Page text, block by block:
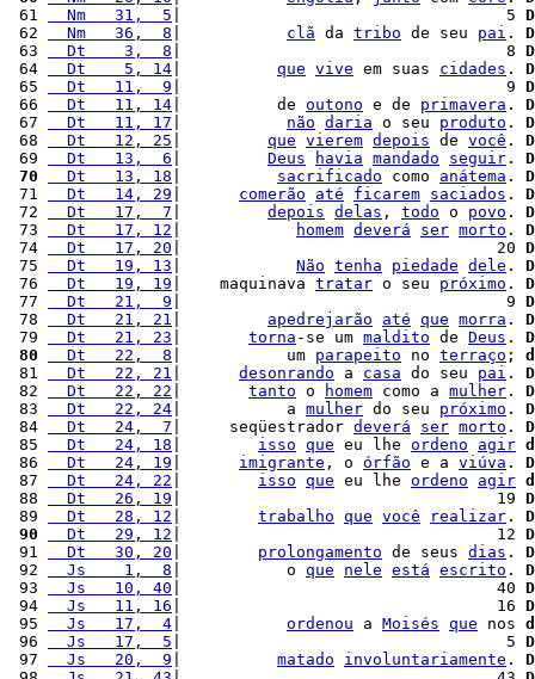
61
  Nm   31,  5
|                                  5
62
  Nm   36,  8
clã da tribo de seu pai .
63
  Dt    3,  8
|                                  8
64
  Dt    5, 14
que vive em suas cidades .
65
  Dt   11,  9
|                                  9
66
  Dt   11, 14
|          de outono e de primavera .
67
  Dt   11, 17
não daria o seu produto .
68
  Dt   12, 25
que vierem depois de você .
69
  Dt   13,  6
Deus havia mandado seguir .
70
  Dt   13, 18
sacrificado como anátema .
71
  Dt   14, 29
comerão até ficarem saciados .
72
  Dt   17,  7
depois delas , todo o povo .
73
  Dt   17, 12
homem deverá ser morto .
74
  Dt   17, 20
|                                 20
75
  Dt   19, 13
Não tenha piedade dele .
76
  Dt   19, 19
|    maquinava tratar o seu próximo .
77
  Dt   21,  9
|                                  9
78
  Dt   21, 21
apedrejarão até que morra .
79
  Dt   21, 23
torna -se um maldito de Deus .
80
  Dt   22,  8
|           um parapeito no terraço ;
81
  Dt   22, 21
desonrando a casa do seu pai .
82
  Dt   22, 22
tanto o homem como a mulher .
83
  Dt   22, 24
|           a mulher do seu próximo .
84
  Dt   24,  7
|     seqüestrador deverá ser morto .
85
  Dt   24, 18
isso que eu lhe ordeno agir
86
  Dt   24, 19
imigrante , o órfão e a viúva .
87
  Dt   24, 22
isso que eu lhe ordeno agir
88
  Dt   26, 19
|                                 19
89
  Dt   28, 12
trabalho que você realizar .
90
  Dt   29, 12
|                                 12
91
  Dt   30, 20
prolongamento de seus dias .
92
  Js    1,  8
|           o que nele está escrito .
93
  Js   10, 40
|                                 40
94
  Js   11, 16
|                                 16
95
  Js   17,  4
ordenou a Moisés que nos
96
  Js   17,  5
|                                  5
97
  Js   20,  9
matado involuntariamente .